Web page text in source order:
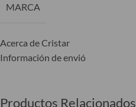
MARCA
Acerca de Cristar
Información de envió
Productos Relacionados